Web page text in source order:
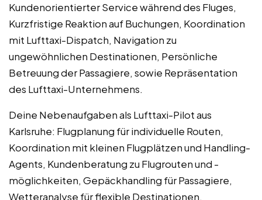
Kundenorientierter Service während des Fluges,
Kurzfristige Reaktion auf Buchungen, Koordination
mit Lufttaxi-Dispatch, Navigation zu
ungewöhnlichen Destinationen, Persönliche
Betreuung der Passagiere, sowie Repräsentation
des Lufttaxi-Unternehmens.
Deine Nebenaufgaben als Lufttaxi-Pilot aus
Karlsruhe: Flugplanung für individuelle Routen,
Koordination mit kleinen Flugplätzen und Handling-
Agents, Kundenberatung zu Flugrouten und -
möglichkeiten, Gepäckhandling für Passagiere,
Wetteranalyse für flexible Destinationen,